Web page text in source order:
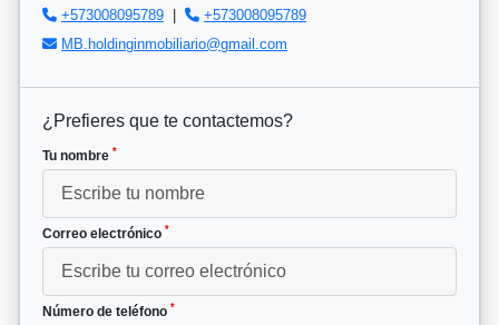
+573008095789 |
+573008095789
MB.holdinginmobiliario@gmail.com
¿Prefieres que te contactemos?
Tu nombre *
Correo electrónico *
Número de teléfono *